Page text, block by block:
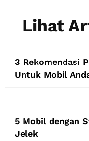
Lihat
3 Rekomendasi
Untuk Mobil
5 Mobil dengan
Jelek